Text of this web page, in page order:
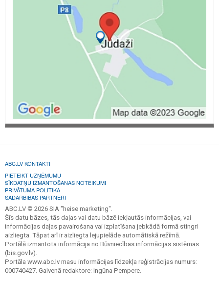
ABC.LV KONTAKTI
PIETEIKT UZŅĒMUMU
SĪKDATŅU IZMANTOŠANAS NOTEIKUMI
PRIVĀTUMA POLITIKA
SADARBĪBAS PARTNERI
ABC.LV © 2026 SIA "heise marketing".
Šīs datu bāzes, tās daļas vai datu bāzē iekļautās informācijas, vai
informācijas daļas pavairošana vai izplatīšana jebkādā formā stingri
aizliegta. Tāpat arī ir aizliegta lejupielāde automātiskā režīmā.
Portālā izmantota informācija no Būvniecības informācijas sistēmas
(bis.gov.lv).
Portāla www.abc.lv masu informācijas līdzekļa reģistrācijas numurs:
000740427. Galvenā redaktore: Ingūna Pempere.